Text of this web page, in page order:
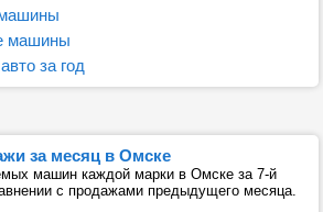
машины
за год
за месяц в Омске
машин каждой марки в Омске за 7-й
с продажами предыдущего месяца.